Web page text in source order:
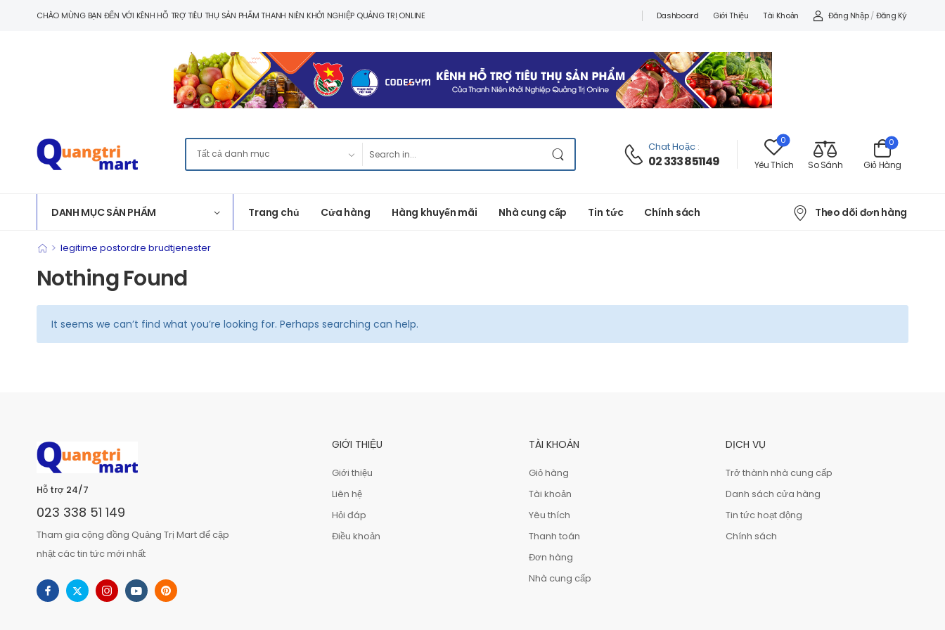
CHÀO MỪNG BẠN ĐẾN VỚI KÊNH HỖ TRỢ TIÊU THỤ SẢN PHẨM THANH NIÊN KHỞI NGHIỆP QUẢNG TRỊ ONLINE Dashboard Giới Thiệu Tài Khoản Đăng Nhập / Đăng Ký
Chat Hoặc :
02 333 851149
0
Yêu Thích So Sánh Giỏ Hàng
0
DANH MỤC SẢN PHẨM Trang chủ Cửa hàng Hàng khuyến mãi Nhà cung cấp Tin tức Chính sách Theo dõi đơn hàng
> legitime postordre brudtjenester
Nothing Found
It seems we can’t find what you’re looking for. Perhaps searching can help.
Hỗ trợ 24/7
023 338 51 149
Tham gia cộng đồng Quảng Trị Mart để cập
nhật các tin tức mới nhất
GIỚI THIỆU
Giới thiệu
Liên hệ
Hỏi đáp
Điều khoản
TÀI KHOẢN
Giỏ hàng
Tài khoản
Yêu thích
Thanh toán
Đơn hàng
Nhà cung cấp
DỊCH VỤ
Trở thành nhà cung cấp
Danh sách cửa hàng
Tin tức hoạt động
Chính sách